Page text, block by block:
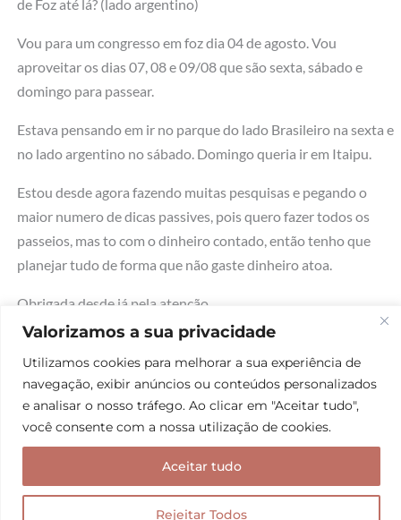
Valorizamos a sua privacidade
Utilizamos cookies para melhorar a sua experiência de
navegação, exibir anúncios ou conteúdos personalizados
e analisar o nosso tráfego. Ao clicar em "Aceitar tudo",
você consente com a nossa utilização de cookies.
Rejeitar Todos
Aceitar tudo
de Foz até lá? (lado argentino)
Vou para um congresso em foz dia 04 de agosto. Vou
aproveitar os dias 07, 08 e 09/08 que são sexta, sábado e
domingo para passear.
Estava pensando em ir no parque do lado Brasileiro na sexta e
no lado argentino no sábado. Domingo queria ir em Itaipu.
Estou desde agora fazendo muitas pesquisas e pegando o
maior numero de dicas passives, pois quero fazer todos os
passeios, mas to com o dinheiro contado, então tenho que
planejar tudo de forma que não gaste dinheiro atoa.
Obrigada desde já pela atenção.
Obs:Amei as fotos, você é linda!
Responder
08/05/2015 em 6:06 PM